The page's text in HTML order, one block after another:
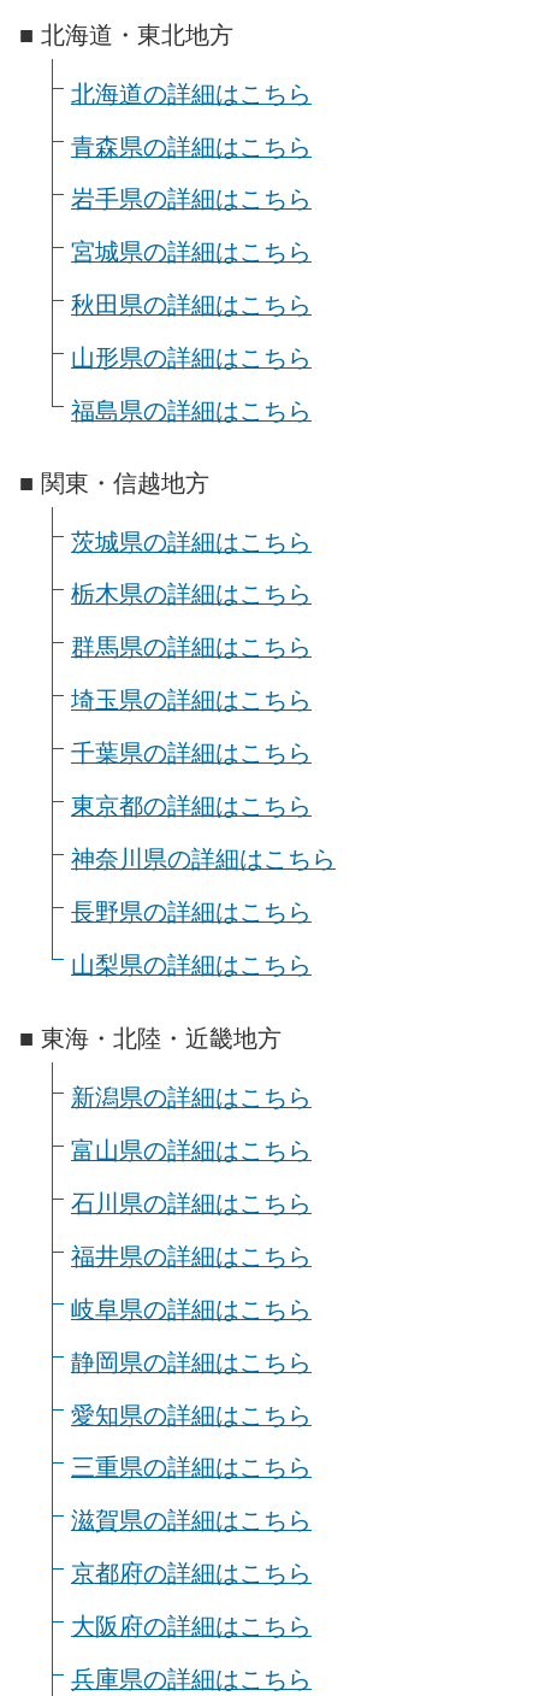
■ 北海道・東北地方
北海道の詳細はこちら
青森県の詳細はこちら
岩手県の詳細はこちら
宮城県の詳細はこちら
秋田県の詳細はこちら
山形県の詳細はこちら
福島県の詳細はこちら
■ 関東・信越地方
茨城県の詳細はこちら
栃木県の詳細はこちら
群馬県の詳細はこちら
埼玉県の詳細はこちら
千葉県の詳細はこちら
東京都の詳細はこちら
神奈川県の詳細はこちら
長野県の詳細はこちら
山梨県の詳細はこちら
■ 東海・北陸・近畿地方
新潟県の詳細はこちら
富山県の詳細はこちら
石川県の詳細はこちら
福井県の詳細はこちら
岐阜県の詳細はこちら
静岡県の詳細はこちら
愛知県の詳細はこちら
三重県の詳細はこちら
滋賀県の詳細はこちら
京都府の詳細はこちら
大阪府の詳細はこちら
兵庫県の詳細はこちら